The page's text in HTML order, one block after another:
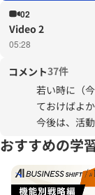
02
Video 2
05:28
コメント37件
若い時に（
ておけばよ
今後は、活
す。
ありがとうご
おすすめの学